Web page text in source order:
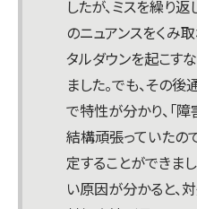
したが、ミスを繰り
のニュアンスをくみ
タルダウンを起こす
ました。でも、その
で特性が分かり、「
結構頑張っていたの
定することができま
い原因が分かると、